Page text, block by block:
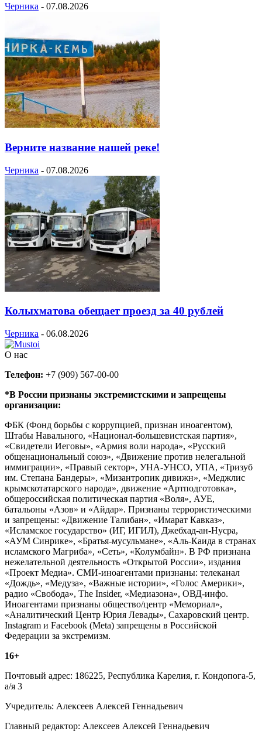
Черника - 07.08.2026
Верните название нашей реке!
Черника - 07.08.2026
Колыхматова обещает проезд за 40 рублей
Черника - 06.08.2026
О нас
Телефон: +7 (909) 567-00-00
*В России признаны экстремистскими и запрещены
организации:
ФБК (Фонд борьбы с коррупцией, признан иноагентом),
Штабы Навального, «Национал-большевистская партия»,
«Свидетели Иеговы», «Армия воли народа», «Русский
общенациональный союз», «Движение против нелегальной
иммиграции», «Правый сектор», УНА-УНСО, УПА, «Тризуб
им. Степана Бандеры», «Мизантропик дивижн», «Меджлис
крымскотатарского народа», движение «Артподготовка»,
общероссийская политическая партия «Воля», АУЕ,
батальоны «Азов» и «Айдар». Признаны террористическими
и запрещены: «Движение Талибан», «Имарат Кавказ»,
«Исламское государство» (ИГ, ИГИЛ), Джебхад-ан-Нусра,
«АУМ Синрике», «Братья-мусульмане», «Аль-Каида в странах
исламского Магриба», «Сеть», «Колумбайн». В РФ признана
нежелательной деятельность «Открытой России», издания
«Проект Медиа». СМИ-иноагентами признаны: телеканал
«Дождь», «Медуза», «Важные истории», «Голос Америки»,
радио «Свобода», The Insider, «Медиазона», ОВД-инфо.
Иноагентами признаны общество/центр «Мемориал»,
«Аналитический Центр Юрия Левады», Сахаровский центр.
Instagram и Facebook (Metа) запрещены в Российской
Федерации за экстремизм.
16+
Почтовый адрес: 186225, Республика Карелия, г. Кондопога-5,
а/я 3
Учредитель: Алексеев Алексей Геннадьевич
Главный редактор: Алексеев Алексей Геннадьевич